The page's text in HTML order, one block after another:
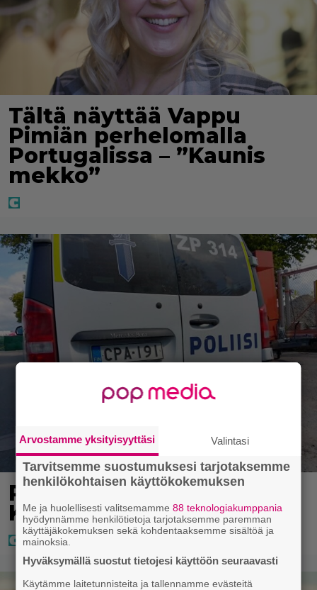
Tältä näyttää Vappu
Pimiän perhelomalla
Portugalissa – ”Kaunis
mekko”
Poliisilla surullinen ilta
Kuopiossa eilen
Arvostamme yksityisyyttäsi Valintasi
Tarvitsemme suostumuksesi tarjotaksemme
henkilökohtaisen käyttökokemuksen
Me ja huolellisesti valitsemamme88 teknologiakumppania
hyödynnämme henkilötietoja tarjotaksemme paremman
käyttäjäkokemuksen sekä kohdentaaksemme sisältöä ja
mainoksia.
Hyväksymällä suostut tietojesi käyttöön seuraavasti
Käytämme laitetunnisteita ja tallennamme evästeitä